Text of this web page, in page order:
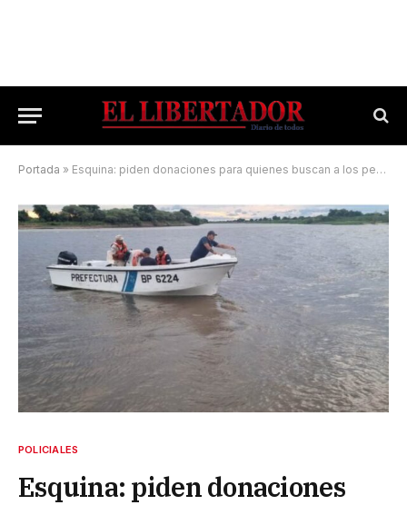
Portada » Esquina: piden donaciones para quienes buscan a los pescadores desaparecidos
POLICIALES
Esquina: piden donaciones